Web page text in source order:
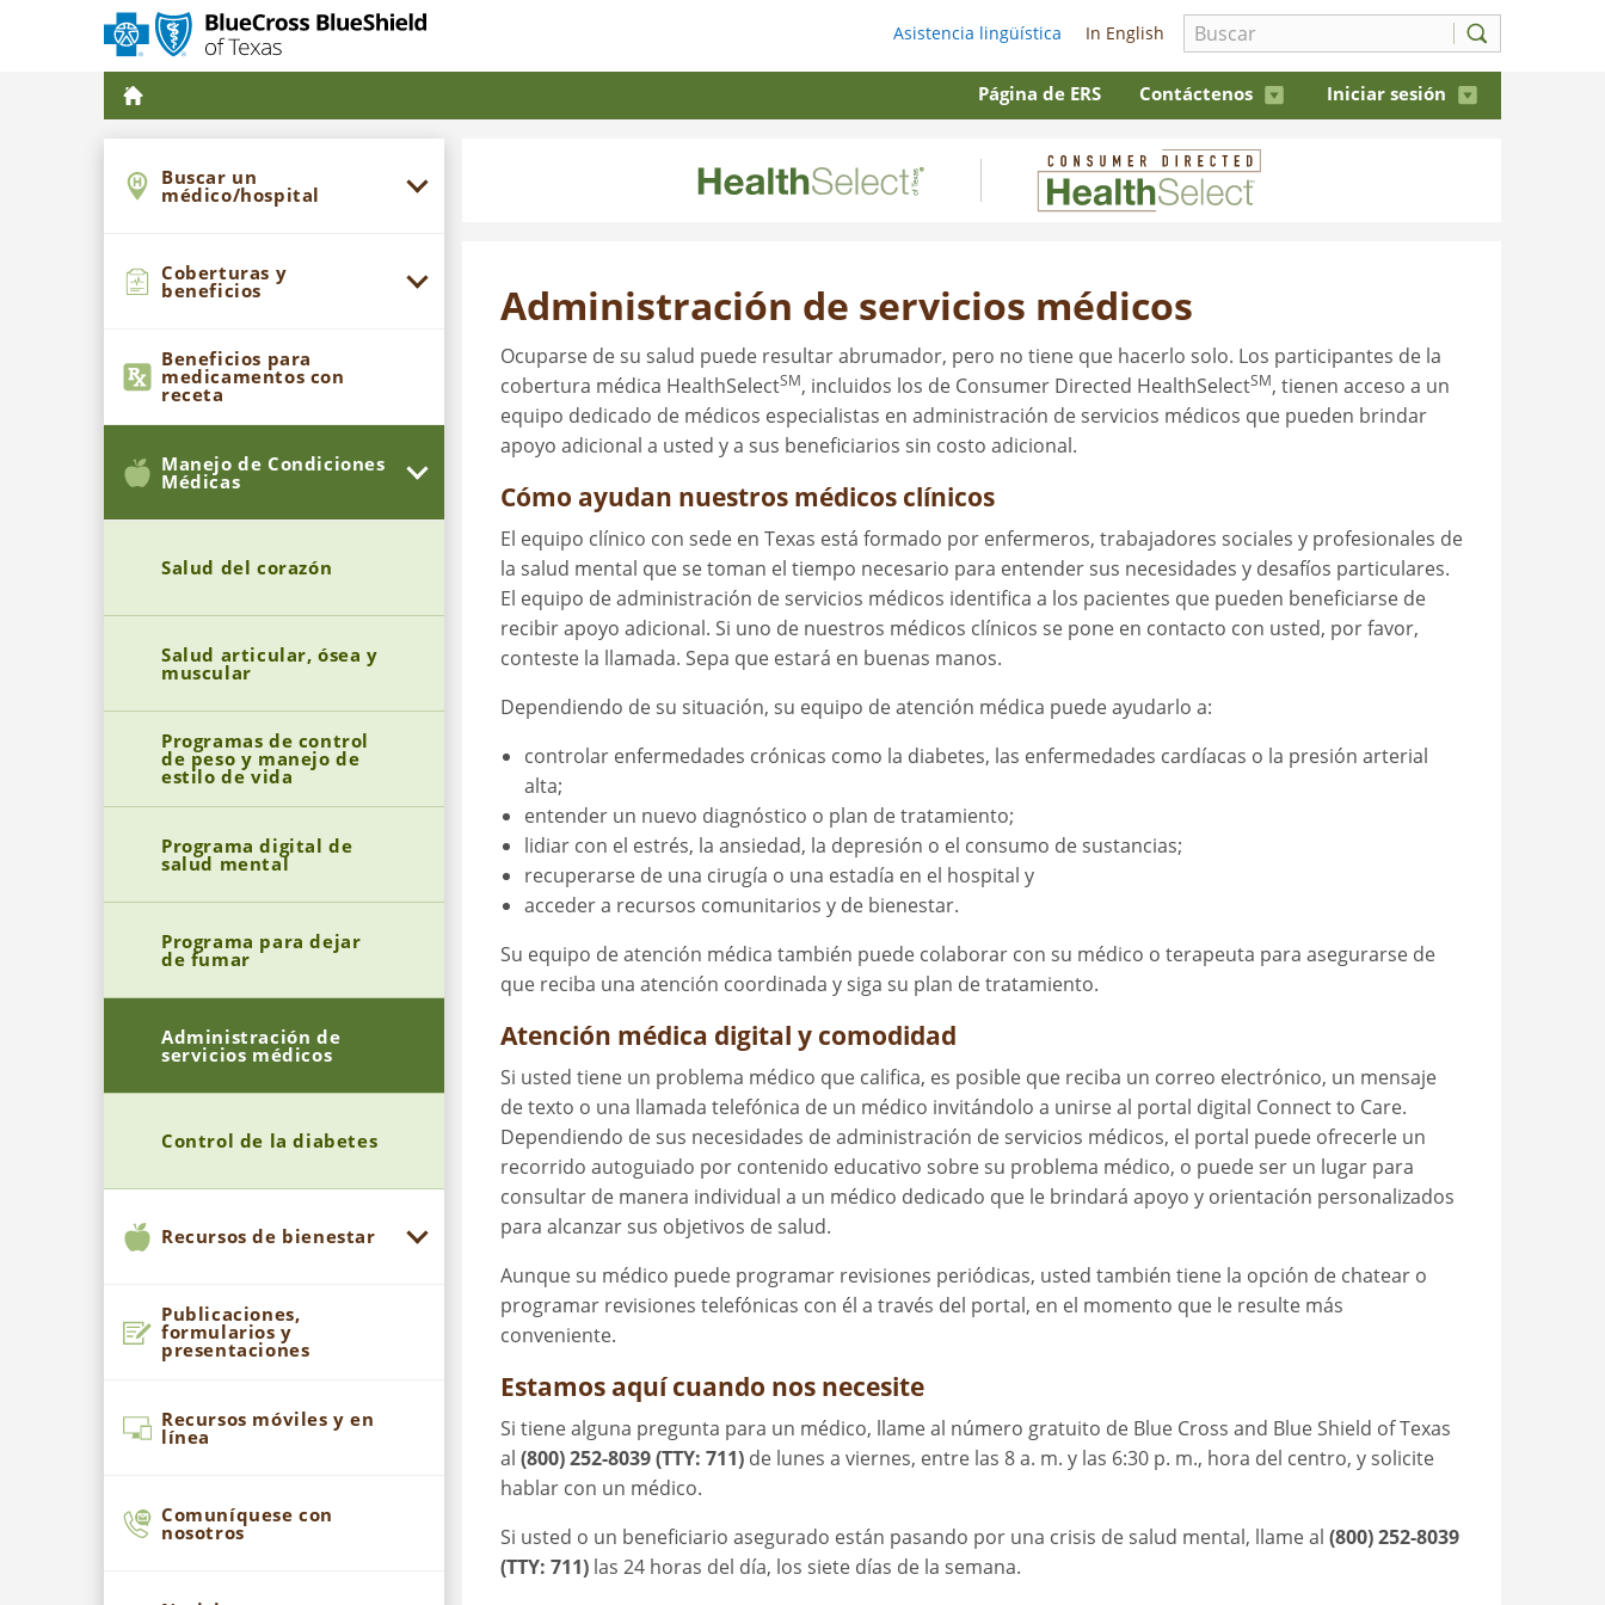
Asistencia lingüística In English
Página de ERS Contáctenos Iniciar sesión
Buscar un
médico/hospital
Coberturas y
beneficios
Beneficios para
medicamentos con
receta
Manejo de Condiciones
Médicas
Salud del corazón
Salud articular, ósea y
muscular
Programas de control
de peso y manejo de
estilo de vida
Programa digital de
salud mental
Programa para dejar
de fumar
Administración de
servicios médicos
Control de la diabetes
Recursos de bienestar
Publicaciones,
formularios y
presentaciones
Recursos móviles y en
línea
Comuníquese con
nosotros
Administración de servicios médicos
Ocuparse de su salud puede resultar abrumador, pero no tiene que hacerlo solo. Los participantes de la
cobertura médica HealthSelectSM, incluidos los de Consumer Directed HealthSelectSM, tienen acceso a un
equipo dedicado de médicos especialistas en administración de servicios médicos que pueden brindar
apoyo adicional a usted y a sus beneficiarios sin costo adicional.
Cómo ayudan nuestros médicos clínicos
El equipo clínico con sede en Texas está formado por enfermeros, trabajadores sociales y profesionales de
la salud mental que se toman el tiempo necesario para entender sus necesidades y desafíos particulares.
El equipo de administración de servicios médicos identifica a los pacientes que pueden beneficiarse de
recibir apoyo adicional. Si uno de nuestros médicos clínicos se pone en contacto con usted, por favor,
conteste la llamada. Sepa que estará en buenas manos.
Dependiendo de su situación, su equipo de atención médica puede ayudarlo a:
controlar enfermedades crónicas como la diabetes, las enfermedades cardíacas o la presión arterial
alta;
entender un nuevo diagnóstico o plan de tratamiento;
lidiar con el estrés, la ansiedad, la depresión o el consumo de sustancias;
recuperarse de una cirugía o una estadía en el hospital y
acceder a recursos comunitarios y de bienestar.
Su equipo de atención médica también puede colaborar con su médico o terapeuta para asegurarse de
que reciba una atención coordinada y siga su plan de tratamiento.
Atención médica digital y comodidad
Si usted tiene un problema médico que califica, es posible que reciba un correo electrónico, un mensaje
de texto o una llamada telefónica de un médico invitándolo a unirse al portal digital Connect to Care.
Dependiendo de sus necesidades de administración de servicios médicos, el portal puede ofrecerle un
recorrido autoguiado por contenido educativo sobre su problema médico, o puede ser un lugar para
consultar de manera individual a un médico dedicado que le brindará apoyo y orientación personalizados
para alcanzar sus objetivos de salud.
Aunque su médico puede programar revisiones periódicas, usted también tiene la opción de chatear o
programar revisiones telefónicas con él a través del portal, en el momento que le resulte más
conveniente.
Estamos aquí cuando nos necesite
Si tiene alguna pregunta para un médico, llame al número gratuito de Blue Cross and Blue Shield of Texas
al (800) 252-8039 (TTY: 711) de lunes a viernes, entre las 8 a. m. y las 6:30 p. m., hora del centro, y solicite
hablar con un médico.
Si usted o un beneficiario asegurado están pasando por una crisis de salud mental, llame al (800) 252-8039
(TTY: 711) las 24 horas del día, los siete días de la semana.